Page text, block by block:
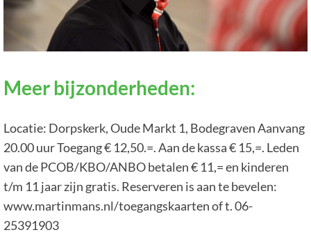
Meer bijzonderheden:
Locatie: Dorpskerk, Oude Markt 1, Bodegraven Aanvang
20.00 uur Toegang € 12,50.=. Aan de kassa € 15,=. Leden
van de PCOB/KBO/ANBO betalen € 11,= en kinderen
t/m 11 jaar zijn gratis. Reserveren is aan te bevelen:
www.martinmans.nl/toegangskaarten of t. 06-
25391903